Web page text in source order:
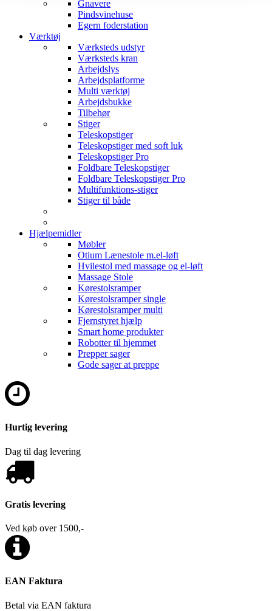
Gnavere
Pindsvinehuse
Egern foderstation
Værktøj
Værksteds udstyr
Værksteds kran
Arbejdslys
Arbejdsplatforme
Multi værktøj
Arbejdsbukke
Tilbehør
Stiger
Teleskopstiger
Teleskopstiger med soft luk
Teleskopstiger Pro
Foldbare Teleskopstiger
Foldbare Teleskopstiger Pro
Multifunktions-stiger
Stiger til både
Hjælpemidler
Møbler
Otium Lænestole m.el-løft
Hvilestol med massage og el-løft
Massage Stole
Kørestolsramper
Kørestolsramper single
Kørestolsramper multi
Fjernstyret hjælp
Smart home produkter
Robotter til hjemmet
Prepper sager
Gode sager at preppe
Hurtig levering
Dag til dag levering
Gratis levering
Ved køb over 1500,-
EAN Faktura
Betal via EAN faktura